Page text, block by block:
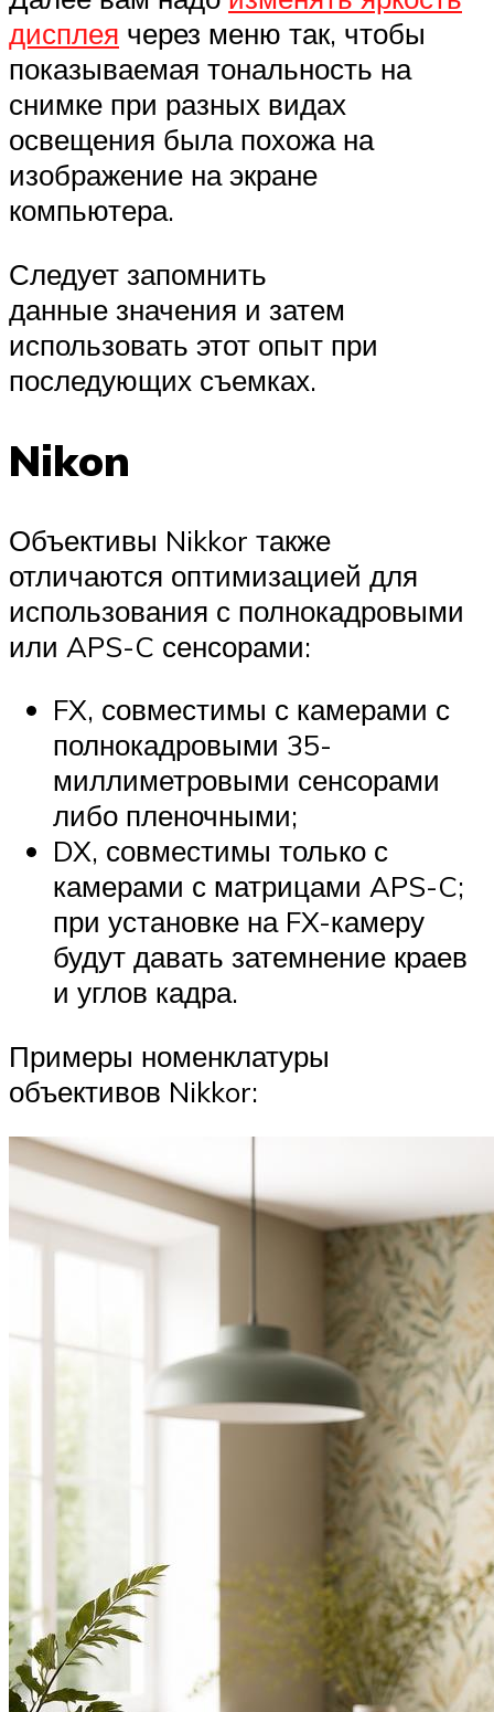
дисплея через меню так, чтобы
показываемая тональность на
снимке при разных видах
освещения была похожа на
изображение на экране
компьютера.
Следует запомнить
данные значения и затем
использовать этот опыт при
последующих съемках.
Nikon
Объективы Nikkor также
отличаются оптимизацией для
использования с полнокадровыми
или APS-C сенсорами:
FX, совместимы с камерами с
полнокадровыми 35-
миллиметровыми сенсорами
либо пленочными;
DX, совместимы только с
камерами с матрицами APS-C;
при установке на FX-камеру
будут давать затемнение краев
и углов кадра.
Примеры номенклатуры
объективов Nikkor: